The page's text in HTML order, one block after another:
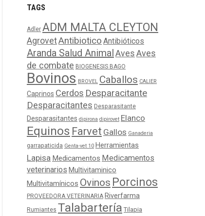
TAGS
Adler ADM MALTA CLEYTON
AgrovetAntibiotico Antibióticos
Aranda Salud AnimalAvesAves
de combate BIOGENESIS BAGO
Bovinos BROVEL Caballos CALIER
Caprinos Cerdos Desparacitante
Desparacitantes Desparasitante
Desparasitantes dipirona dipirovet Elanco
Equinos Farvet Gallos Ganaderia
garrapaticida Genta-vet 10 Herramientas
Lapisa Medicamentos Medicamentos
veterinarios Multivitaminico
Multivitamínicos Ovinos Porcinos
PROVEEDORA VETERINARIA Riverfarma
Rumiantes Talabartería Tilapia